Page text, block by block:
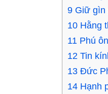
9 Giữ gìn
10 Hằng
11 Phú
12 Tin
13 Đức
14 Hạnh